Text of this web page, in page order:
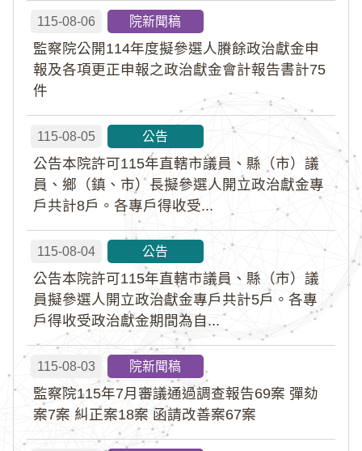
報告，就美洲地區環境災害、氣候緊急狀態與人
權風險等議題，與拉美地區監察機構、護民官署
及紅十字國際委員會、原住民社區支持組織...
115-08-06 院新聞稿
監察院公開114年度擬參選人賸餘政治獻金申
報及各項更正申報之政治獻金會計報告書計75
件
115-08-05 公告
公告本院許可115年直轄市議員、縣（市）議
員、鄉（鎮、市）長擬參選人開立政治獻金專
戶共計8戶。各專戶得收受...
115-08-04 公告
公告本院許可115年直轄市議員、縣（市）議
員擬參選人開立政治獻金專戶共計5戶。各專
戶得收受政治獻金期間為自...
115-08-03 院新聞稿
監察院115年7月審議通過調查報告69案 彈劾
案7案 糾正案18案 函請改善案67案